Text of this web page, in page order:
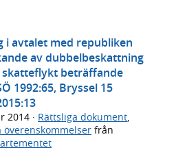
i avtalet med republiken
av dubbelbeskattning
beträffande
1992:65, Bryssel 15
2014 · Rättsliga dokument
från